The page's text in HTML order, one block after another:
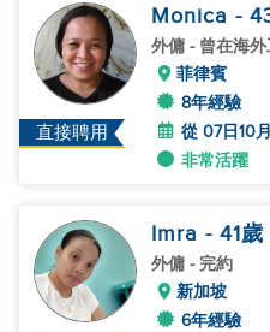
直接聘用
Monica -
外傭 - 曾在海
菲律賓
8年經驗
從 07日10
非常活躍
Imra - 41歲
外傭 - 完約
新加坡
6年經驗